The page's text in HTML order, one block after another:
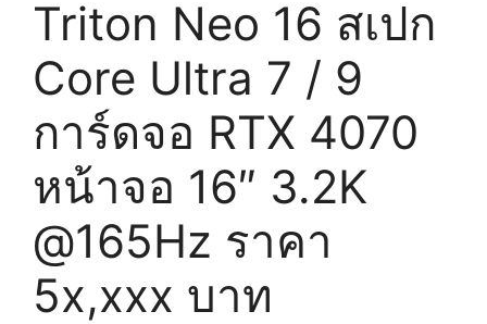
Triton Neo 16 สเปก
Core Ultra 7 / 9
การ์ดจอ RTX 4070
หน้าจอ 16″ 3.2K
@165Hz ราคา
5x,xxx บาท